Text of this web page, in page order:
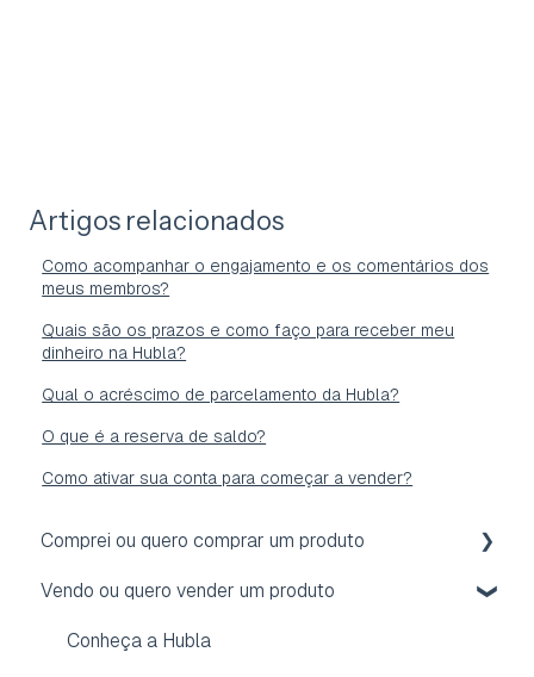
Artigos relacionados
Como acompanhar o engajamento e os comentários dos
meus membros?
Quais são os prazos e como faço para receber meu
dinheiro na Hubla?
Qual o acréscimo de parcelamento da Hubla?
O que é a reserva de saldo?
Como ativar sua conta para começar a vender?
Comprei ou quero comprar um produto
Acesso
Reembolso
Vendo ou quero vender um produto
Conheça a Hubla